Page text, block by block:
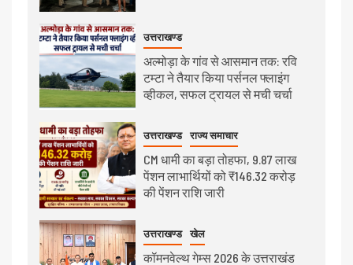
उत्तराखण्ड
अल्मोड़ा के गांव से आसमान तक: रवि
टम्टा ने तैयार किया पर्सनल फ्लाइंग
व्हीकल, सफल ट्रायल से मची चर्चा
उत्तराखण्ड राज्य समाचार
CM धामी का बड़ा तोहफा, 9.87 लाख
पेंशन लाभार्थियों को ₹146.32 करोड़
की पेंशन राशि जारी
उत्तराखण्ड खेल
कॉमनवेल्थ गेम्स 2026 के उत्तराखंड